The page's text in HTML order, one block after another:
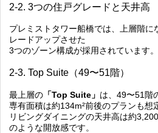
2-2. 3つの住戸グレードと天井高
プレミストタワー船橋では、上層階に
レードアップさせた
3つのゾーン構成が採用されています。
2-3. Top Suite（49〜51階）
最上層の 「Top Suite」 は、49〜51階
専有面積は約134m²前後のプランも想
リビングダイニングの天井高は約
のような開放感です。